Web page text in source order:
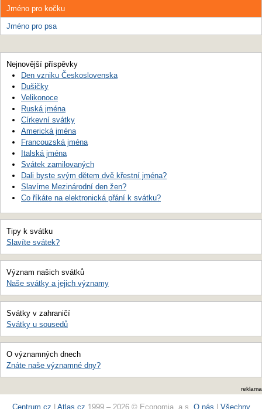
Jméno pro kočku
Jméno pro psa
Nejnovější příspěvky
Den vzniku Československa
Dušičky
Velikonoce
Ruská jména
Církevní svátky
Americká jména
Francouzská jména
Italská jména
Svátek zamilovaných
Dali byste svým dětem dvě křestní jména?
Slavíme Mezinárodní den žen?
Co říkáte na elektronická přání k svátku?
Tipy k svátku
Slavíte svátek?
Význam našich svátků
Naše svátky a jejich významy
Svátky v zahraničí
Svátky u sousedů
O významných dnech
Znáte naše významné dny?
reklama
Centrum.cz Atlas.cz 1999 – 2026 © Economia, a.s. O nás Všechny